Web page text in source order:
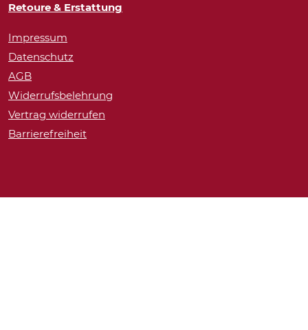
Retoure & Erstattung
Impressum
Datenschutz
AGB
Widerrufsbelehrung
Vertrag widerrufen
Barrierefreiheit